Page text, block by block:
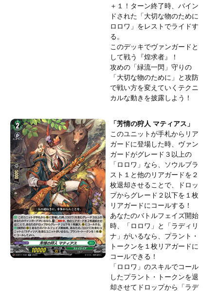
＋１！ターン終了時、バイン
ドされた「大切な物のために
ロロワ」をレストでライドす
る。
このデッキでヴァンガードと
して戦う『煌求者』！
攻めの「緑流一閃」守りの
「大切な物のために」と攻防
で戦い方を変えていくテクニ
カルな動きを披露しよう！
「芳情の狩人 マティアス」
このユニットが手札からリア
ガードに登場した時、ヴァン
ガードがグレード３以上の
「ロロワ」なら、ソウルブラ
スト１と他のリアガードを２
枚退却させることで、ドロッ
プからグレード２以下を１枚
リアガードにコールする！
あなたのバトルフェイズ開始
時、「ロロワ」と「ラディリ
ナ」がいるなら、プラント・
トークンを１枚リアガードに
コールできる！
「ロロワ」のスキルでコール
したプラント・トークンを退
却させてドロップから「ラデ